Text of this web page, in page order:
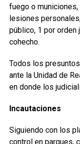
fuego o
lesiones
público, 1 por orden
cohecho.
Todos los
ante la Unidad de
en donde los
Incautaciones
Siguiendo con los
control en parques,